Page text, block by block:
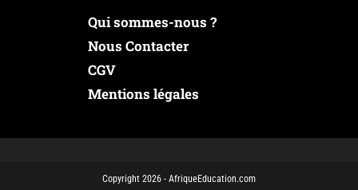
Qui sommes-nous ?
Nous Contacter
CGV
Mentions légales
Copyright 2026 - AfriqueEducation.com